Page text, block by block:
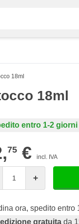
18ml
18ml
entro 1-2 giorni
75 € incl. IVA
ora, spedito entro
gratuita da